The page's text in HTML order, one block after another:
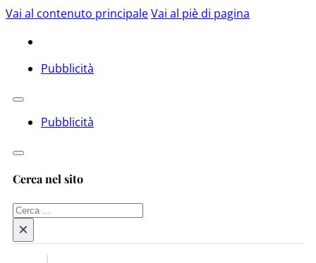
Vai al contenuto principaleVai al piè di pagina
Pubblicità
Pubblicità
Cerca nel sito
Cerca
×